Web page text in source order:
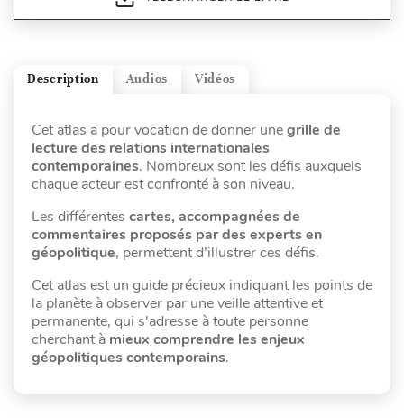
Vidéos
Audios
Description
Cet atlas a pour vocation de donner unegrille de
lecture des relations internationales
contemporaines. Nombreux sont les défis auxquels
chaque acteur est confronté à son niveau.
Les différentes cartes, accompagnées de
commentaires proposés par des experts en
géopolitique, permettent d’illustrer ces défis.
Cet atlas est un guide précieux indiquant les points de
la planète à observer par une veille attentive et
permanente, qui s'adresse à toute personne
cherchant à mieux comprendre les enjeux
géopolitiques contemporains.